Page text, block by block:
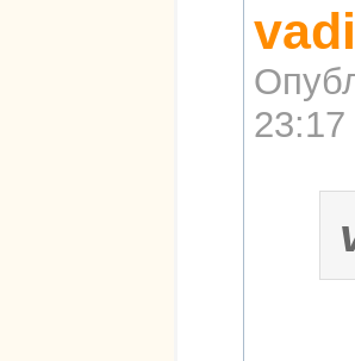
23:17